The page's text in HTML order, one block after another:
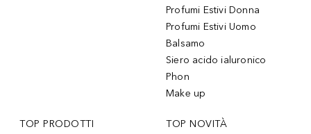
Profumi Estivi Donna
Profumi Estivi Uomo
Balsamo
Siero acido ialuronico
Phon
Make up
TOP PRODOTTI TOP NOVITÀ